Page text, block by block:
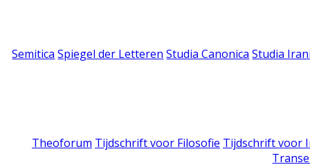
Semitica Spiegel der Letteren Studia Canonica Studia
Theoforum Tijdschrift voor Filosofie Tijdschrift voor